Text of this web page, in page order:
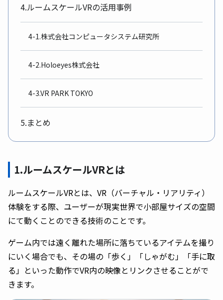
4.ルームスケールVRの活用事例
4-1.株式会社コンピュータシステム研究所
4-2.Holoeyes株式会社
4-3.VR PARK TOKYO
5.まとめ
1.ルームスケールVRとは
ルームスケールVRとは、VR（バーチャル・リアリティ）
体験をする際、ユーザーが現実世界で小部屋サイズの空間
にて動くことのできる技術のことです。
ゲーム内では遠く離れた場所に落ちているアイテムを撮り
にいく場合でも、その場の「歩く」「しゃがむ」「手に取
る」といった動作でVR内の映像とリンクさせることがで
きます。